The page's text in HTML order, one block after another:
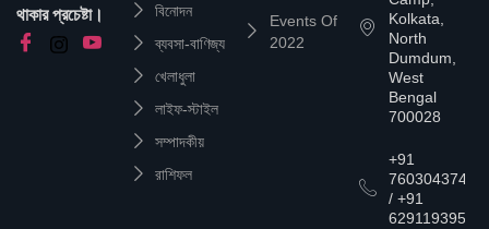
থাকার প্রচেষ্টা।
বিনোদন
ব্যবসা-বাণিজ্য
খেলাধুলা
লাইফ-স্টাইল
সম্পাদকীয়
রাশিফল
Events Of
2022
Kolkata,
North
Dumdum,
West
Bengal
700028
+91
7603043747
/ +91
6291193957